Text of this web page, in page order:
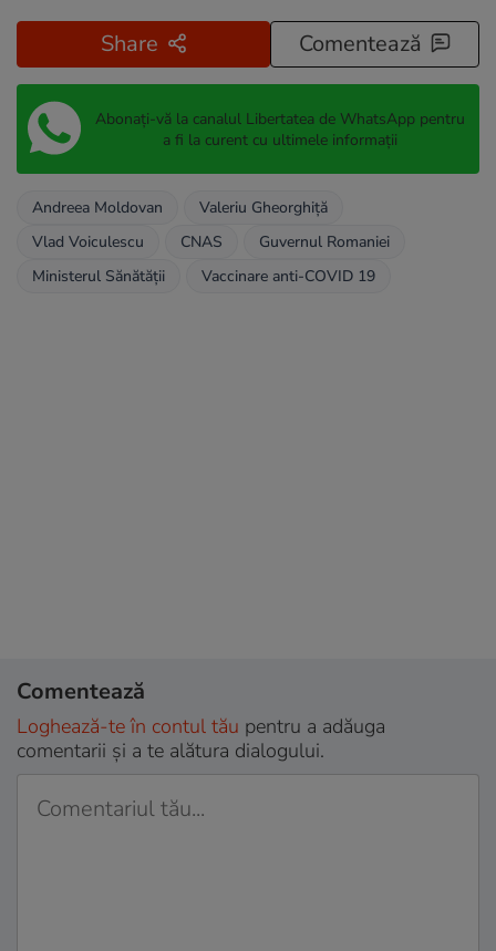
Share Comentează
Abonați-vă la canalul Libertatea de WhatsApp pentru
a fi la curent cu ultimele informații
Andreea Moldovan
Valeriu Gheorghiță
Vlad Voiculescu
CNAS
Guvernul Romaniei
Ministerul Sănătății
Vaccinare anti-COVID 19
Comentează
Loghează-te în contul tău pentru a adăuga
comentarii și a te alătura dialogului.